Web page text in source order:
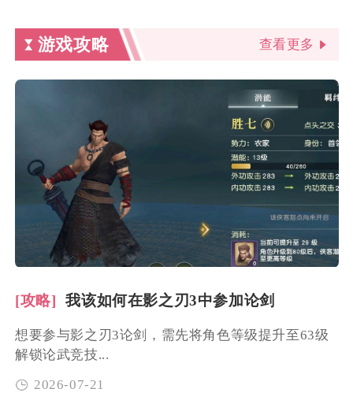
游戏攻略 查看更多
[攻略] 我该如何在影之刃3中参加论剑
想要参与影之刃3论剑，需先将角色等级提升至63级
解锁论武竞技...
2026-07-21